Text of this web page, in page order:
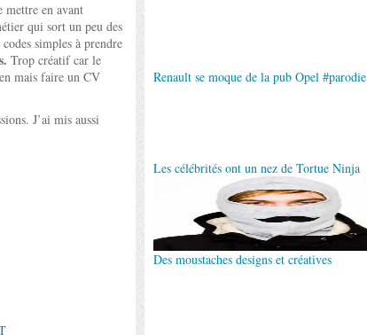
mettre en avant
qui sort un peu des
simples à prendre
Trop créatif car le
mais faire un CV
J’ai mis aussi
Renault se moque de la pub Opel #parodie
Les célébrités ont un nez de Tortue Ninja
Des moustaches designs et créatives